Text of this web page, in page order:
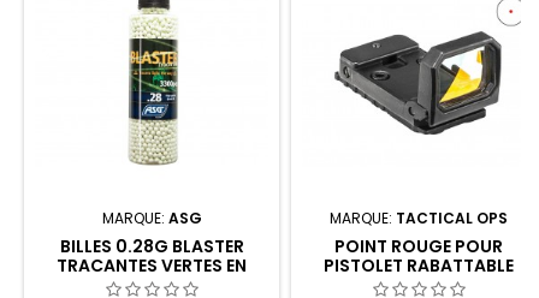
MARQUE: ASG
BILLES 0.28G BLASTER
TRACANTES VERTES EN
BOUTEILLE DE 3300
MARQUE: TACTICAL OPS
POINT ROUGE POUR
PISTOLET RABATTABLE
FLEXLINE